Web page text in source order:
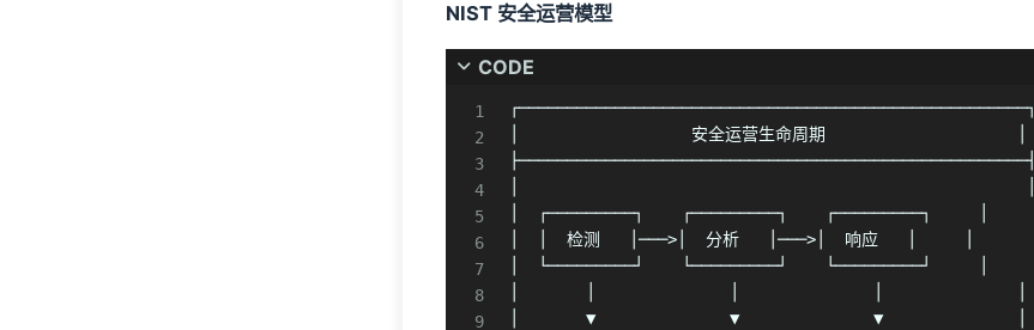
NIST 安全运营模型
CODE
┌─────────────────────────────────────────────────────┐
│                  安全运营生命周期                    │
├─────────────────────────────────────────────────────┤
│  ┌─────────┐    ┌─────────┐    ┌─────────┐     │
│  │  检测   │───>│  分析   │───>│  响应   │     │
│  └─────────┘    └─────────┘    └─────────┘     │
│       ▼              ▼              ▼              │